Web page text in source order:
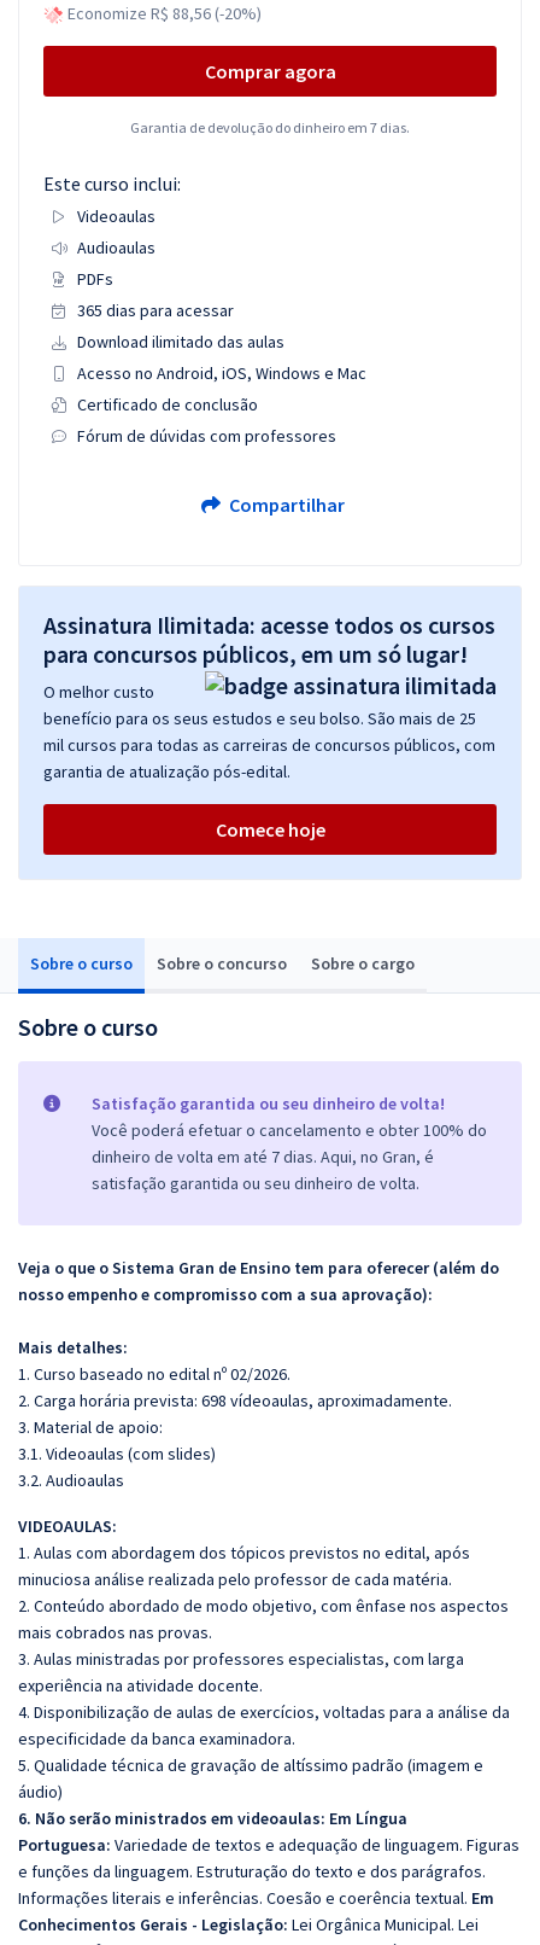
Sobre o curso Sobre o concurso Sobre o cargo
Sobre o curso
Satisfação garantida ou seu dinheiro de volta!
Você poderá efetuar o cancelamento e obter 100% do
dinheiro de volta em até 7 dias. Aqui, no Gran, é
satisfação garantida ou seu dinheiro de volta.
Veja o que o Sistema Gran de Ensino tem para oferecer (além do
nosso empenho e compromisso com a sua aprovação):
Mais detalhes:
1. Curso baseado no edital nº 02/2026.
2. Carga horária prevista: 698 vídeoaulas, aproximadamente.
3. Material de apoio:
3.1. Videoaulas (com slides)
3.2. Audioaulas
VIDEOAULAS:
1. Aulas com abordagem dos tópicos previstos no edital, após
minuciosa análise realizada pelo professor de cada matéria.
2. Conteúdo abordado de modo objetivo, com ênfase nos aspectos
mais cobrados nas provas.
3. Aulas ministradas por professores especialistas, com larga
experiência na atividade docente.
4. Disponibilização de aulas de exercícios, voltadas para a análise da
especificidade da banca examinadora.
5. Qualidade técnica de gravação de altíssimo padrão (imagem e
áudio)
6. Não serão ministrados em videoaulas: Em Língua
Portuguesa: Variedade de textos e adequação de linguagem. Figuras
e funções da linguagem. Estruturação do texto e dos parágrafos.
Informações literais e inferências. Coesão e coerência textual. Em
Conhecimentos Gerais - Legislação: Lei Orgânica Municipal. Lei
Economize R$ 88,56 (-20%)
Comprar agora
Garantia de devolução do dinheiro em 7 dias.
Este curso inclui:
Videoaulas
Audioaulas
PDFs
365 dias para acessar
Download ilimitado das aulas
Acesso no Android, iOS, Windows e Mac
Certificado de conclusão
Fórum de dúvidas com professores
Compartilhar
Assinatura Ilimitada: acesse todos os cursos
para concursos públicos, em um só lugar!
O melhor custo
benefício para os seus estudos e seu bolso. São mais de 25
mil cursos para todas as carreiras de concursos públicos, com
garantia de atualização pós-edital.
Comece hoje